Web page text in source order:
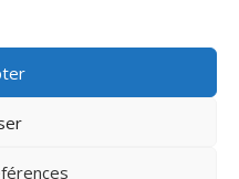
droits réservés
intérieurs